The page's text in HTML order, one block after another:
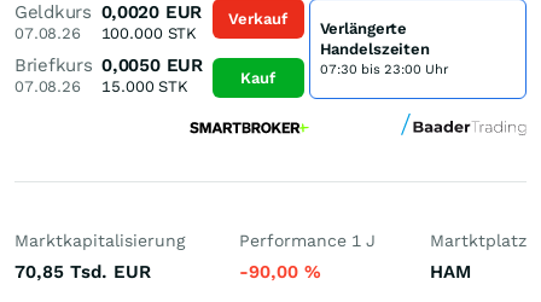
Geldkurs
07.08.26
0,0020 EUR
100.000STK
Briefkurs
07.08.26
0,0050 EUR
15.000STK
Verkauf
Kauf
Verlängerte
Handelszeiten
07:30 bis 23:00 Uhr
Marktkapitalisierung
70,85 Tsd. EUR
Performance 1 J
-90,00 %
Martktplatz
HAM